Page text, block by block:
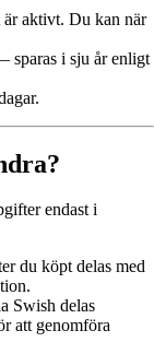
aktivt. Du kan när
sparas i sju år enligt
endast i
du köpt delas med
Swish delas
att genomföra